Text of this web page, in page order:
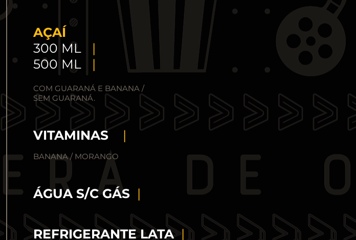
AÇAÍ
300 ML
|
500 ML
|
COM GUARANÁ E BANANA /
SEM GUARANÁ.
VITAMINAS |
BANANA / MORANGO
ÁGUA S/C GÁS |
REFRIGERANTE LATA|